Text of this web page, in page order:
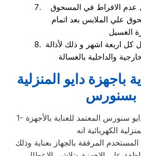
الافراط في المسحوق
علي الملابس بعد اتمام
اربعة اشهر و ذلك لأذالة
باجهزة دايو المنزلية
بسنورس
1- يوصى مركز صيانه دايو سنورس المعتمد للعناية بالأجهزة
الكهربائية انه
المرفقة بالجهاز بعناية وذلك